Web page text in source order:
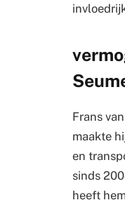
Frans
maakte
en
sinds
heeft